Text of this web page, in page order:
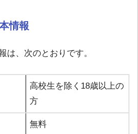
情報
は、次のとおりです。
高校生を除く18歳以上の
方
無料